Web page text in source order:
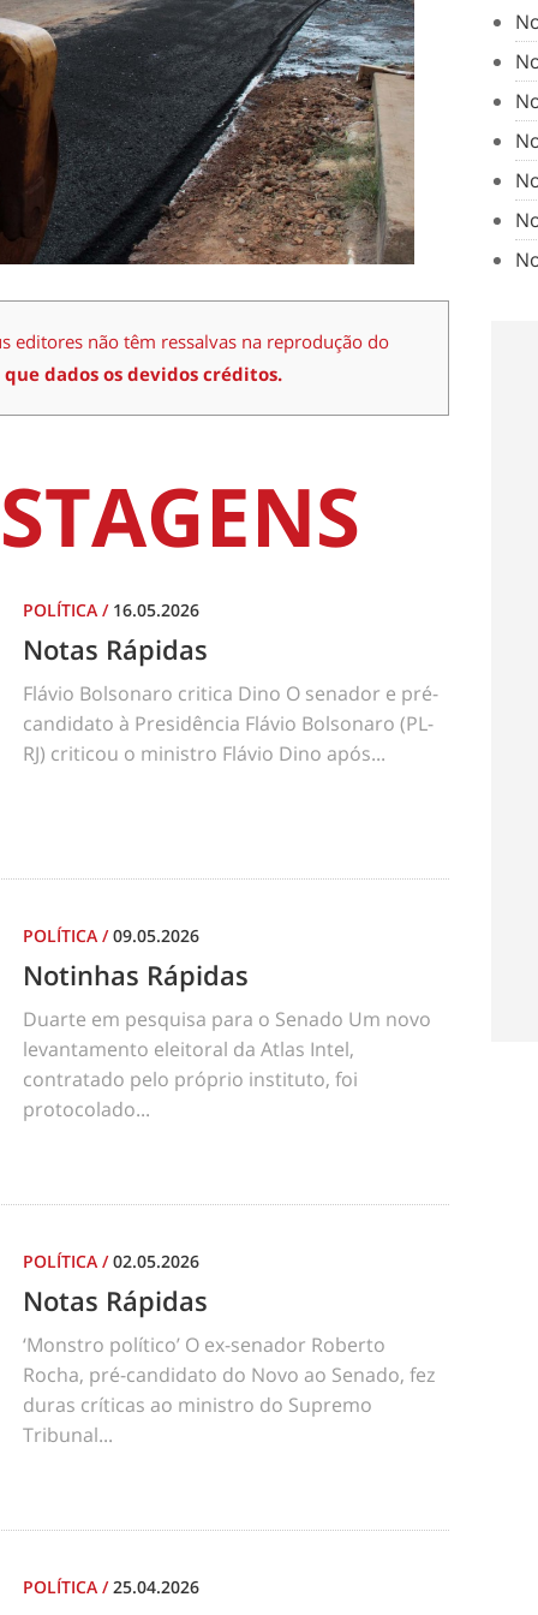
editores não têm ressalvas na reprodução do
que dados os devidos créditos.
POLÍTICA / 16.05.2026
Notas Rápidas
Flávio Bolsonaro critica Dino O senador e pré-
candidato à Presidência Flávio Bolsonaro (PL-
RJ) criticou o ministro Flávio Dino após...
POLÍTICA /09.05.2026
Notinhas Rápidas
Duarte em pesquisa para o Senado Um novo
levantamento eleitoral da Atlas Intel,
contratado pelo próprio instituto, foi
protocolado...
POLÍTICA /02.05.2026
Notas Rápidas
‘Monstro político’ O ex-senador Roberto
Rocha, pré-candidato do Novo ao Senado, fez
duras críticas ao ministro do Supremo
Tribunal...
POLÍTICA /25.04.2026